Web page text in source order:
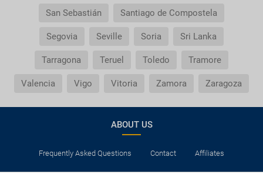
San Sebastián Santiago de Compostela
Segovia Seville Soria Sri Lanka
Tarragona Teruel Toledo Tramore
Valencia Vigo Vitoria Zamora Zaragoza
ABOUT US
Frequently Asked Questions Contact Affiliates